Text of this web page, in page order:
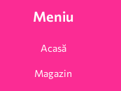
Meniu
Acasă
Magazin